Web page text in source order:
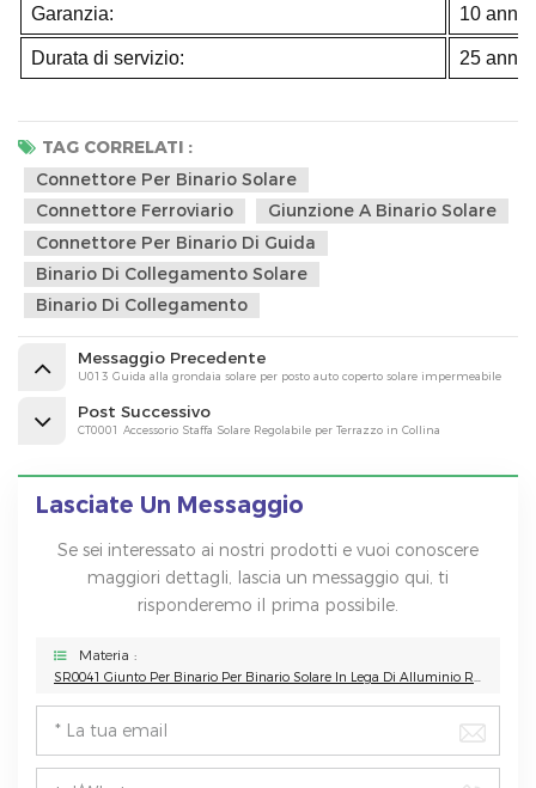
Garanzia: 10 anni
Durata di servizio: 25 anni
TAG CORRELATI :
Connettore Per Binario Solare
Connettore Ferroviario
Giunzione A Binario Solare
Connettore Per Binario Di Guida
Binario Di Collegamento Solare
Binario Di Collegamento
Messaggio Precedente
U013 Guida alla grondaia solare per posto auto coperto solare impermeabile
Post Successivo
CT0001 Accessorio Staffa Solare Regolabile per Terrazzo in Collina
Lasciate Un Messaggio
Se sei interessato ai nostri prodotti e vuoi conoscere
maggiori dettagli, lascia un messaggio qui, ti
risponderemo il prima possibile.
Materia :
SR0041 Giunto Per Binario Per Binario Solare In Lega Di Alluminio R043